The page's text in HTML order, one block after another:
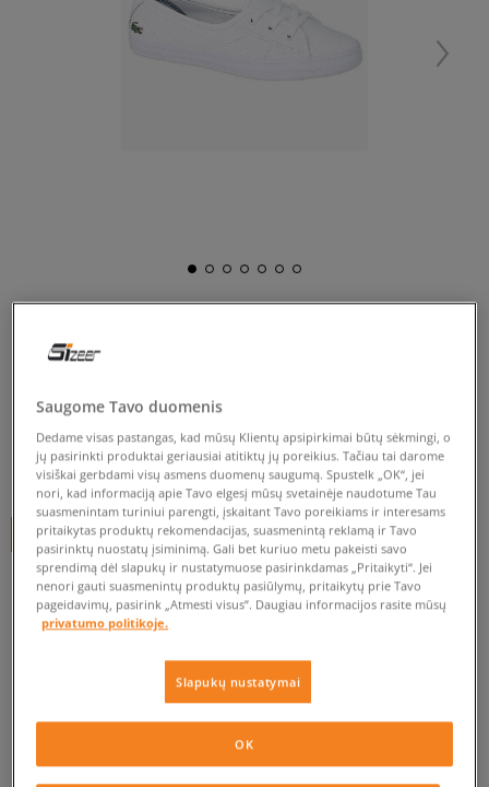
116 2
39,99€
+ 40 tšk. SizeerClub
Prekė neprieinama
EU dydžiai US dydžiai
PATIKRINK PRIEINAMUMĄ PARDUOTUVĖJE
Saugome Tavo duomenis
Dedame visas pastangas, kad mūsų Klientų apsipirkimai būtų sėkmingi, o
jų pasirinkti produktai geriausiai atitiktų jų poreikius. Tačiau tai darome
visiškai gerbdami visų asmens duomenų saugumą. Spustelk „OK“, jei
nori, kad informaciją apie Tavo elgesį mūsų svetainėje naudotume Tau
suasmenintam turiniui parengti, įskaitant Tavo poreikiams ir interesams
pritaikytas produktų rekomendacijas, suasmenintą reklamą ir Tavo
pasirinktų nuostatų įsiminimą. Gali bet kuriuo metu pakeisti savo
sprendimą dėl slapukų ir nustatymuose pasirinkdamas „Pritaikyti“. Jei
nenori gauti suasmenintų produktų pasiūlymų, pritaikytų prie Tavo
pageidavimų, pasirink „Atmesti visus”. Daugiau informacijos rasite mūsų
privatumo politikoje.
Slapukų nustatymai
OK